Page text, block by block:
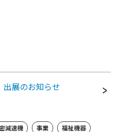
出展のお知らせ
減速機 事業 福祉機器